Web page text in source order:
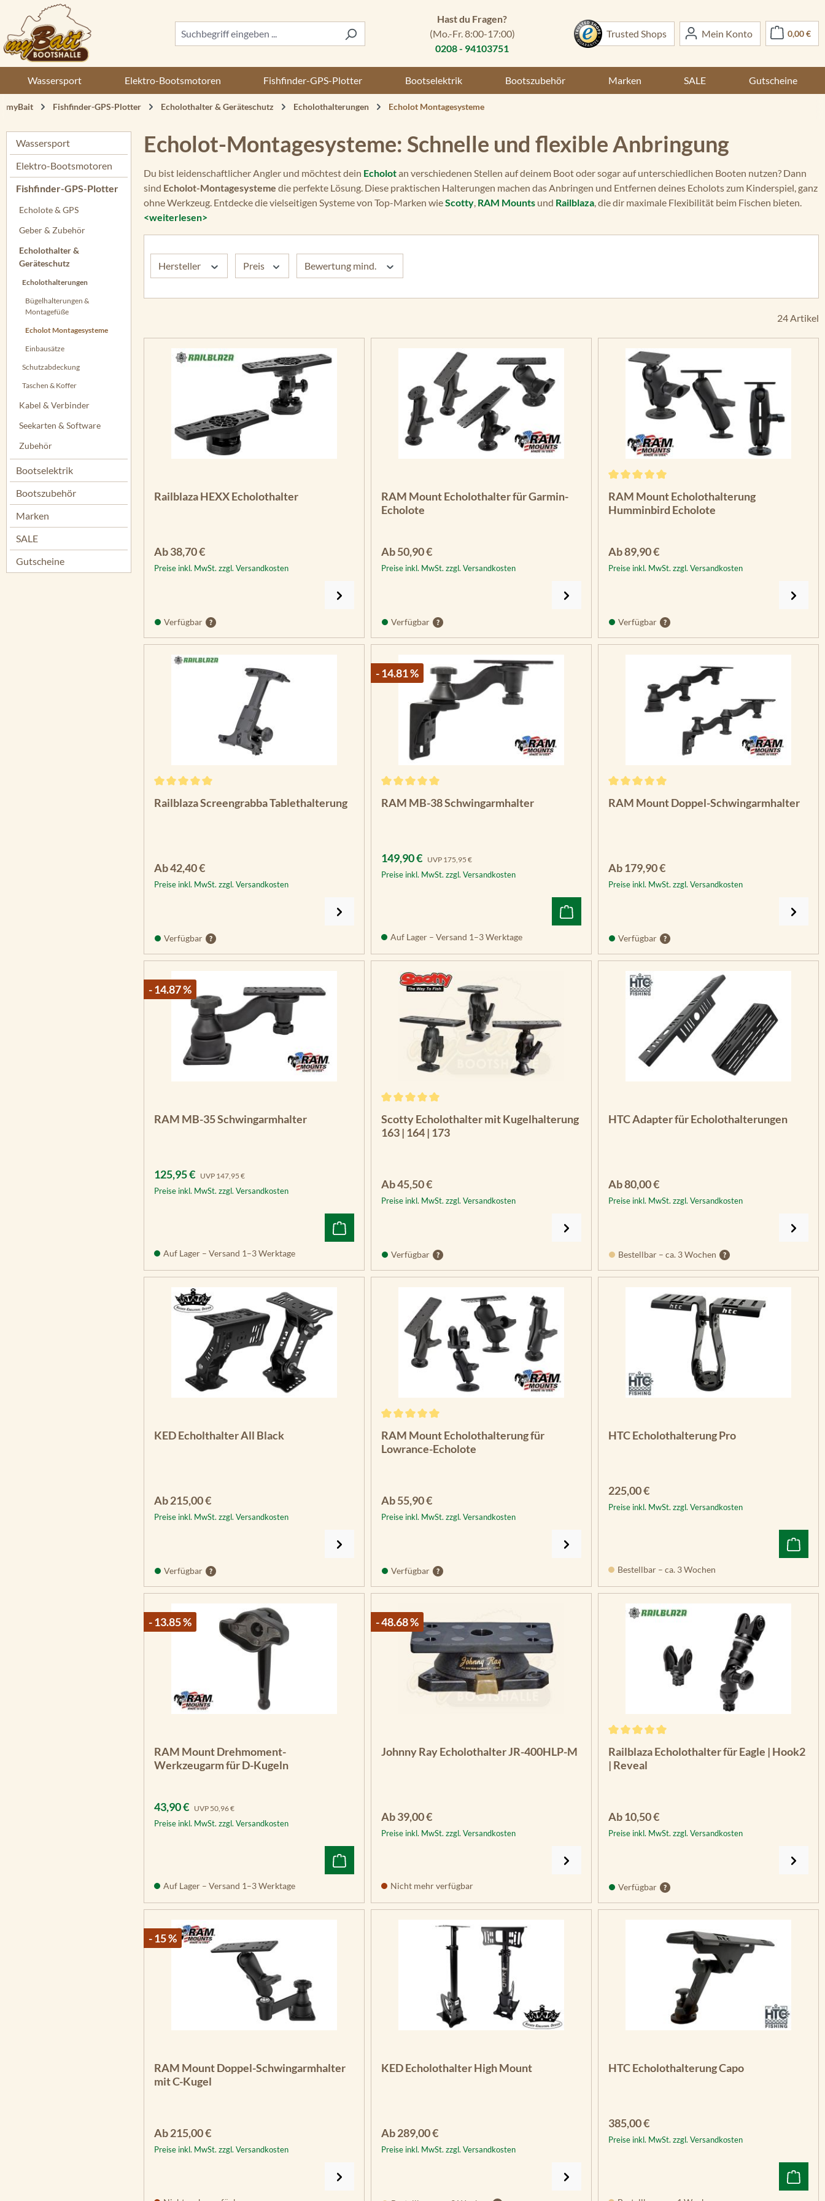
Hauptinhalt springen
Zur Suche springen
Zur Hauptnavigation springen
Hast du Fragen?
(Mo.-Fr. 8:00-17:00)
0208 - 94103751
Trusted Shops Mein Konto 0,00 €
Wassersport Elektro-Bootsmotoren Fishfinder-GPS-Plotter Bootselektrik Bootszubehör Marken SALE Gutscheine
myBait Fishfinder-GPS-Plotter Echolothalter & Geräteschutz Echolothalterungen Echolot Montagesysteme
Wassersport
Elektro-Bootsmotoren
Fishfinder-GPS-Plotter
Echolote & GPS
Geber & Zubehör
Echolothalter &
Geräteschutz
Echolothalterungen
Bügelhalterungen &
Montagefüße
Echolot Montagesysteme
Einbausätze
Schutzabdeckung
Taschen & Koffer
Kabel & Verbinder
Seekarten & Software
Zubehör
Bootselektrik
Bootszubehör
Marken
SALE
Gutscheine
Echolot-Montagesysteme: Schnelle und flexible Anbringung
Du bist leidenschaftlicher Angler und möchtest dein Echolotan verschiedenen Stellen auf deinem Boot oder sogar auf unterschiedlichen Booten nutzen? Dann
sind Echolot-Montagesysteme die perfekte Lösung. Diese praktischen Halterungen machen das Anbringen und Entfernen deines Echolots zum Kinderspiel, ganz
ohne Werkzeug. Entdecke die vielseitigen Systeme von Top-Marken wieScotty, RAM Mounts und Railblaza, die dir maximale Flexibilität beim Fischen bieten.
<weiterlesen>
Hersteller Preis Bewertung mind.
24 Artikel
Railblaza HEXX Echolothalter
Regulärer Preis:
Ab38,70 €
Preise inkl. MwSt. zzgl. Versandkosten
Verfügbar
RAM Mount Echolothalter für Garmin-
Echolote
Regulärer Preis:
Ab50,90 €
Preise inkl. MwSt. zzgl. Versandkosten
Verfügbar
RAM Mount Echolothalterung
Humminbird Echolote
Regulärer Preis:
Ab89,90 €
Preise inkl. MwSt. zzgl. Versandkosten
Verfügbar
Railblaza Screengrabba Tablethalterung
Regulärer Preis:
Ab42,40 €
Preise inkl. MwSt. zzgl. Versandkosten
Verfügbar
- 14.81 %
RAM MB-38 Schwingarmhalter
Verkaufspreis:
149,90 € UVP Regulärer Preis:
175,95 €
Preise inkl. MwSt. zzgl. Versandkosten
Auf Lager – Versand 1–3 Werktage
RAM Mount Doppel-Schwingarmhalter
Regulärer Preis:
Ab179,90 €
Preise inkl. MwSt. zzgl. Versandkosten
Verfügbar
- 14.87 %
RAM MB-35 Schwingarmhalter
Verkaufspreis:
125,95 € UVP Regulärer Preis:
147,95 €
Preise inkl. MwSt. zzgl. Versandkosten
Auf Lager – Versand 1–3 Werktage
Scotty Echolothalter mit Kugelhalterung
163 | 164 | 173
Regulärer Preis:
Ab45,50 €
Preise inkl. MwSt. zzgl. Versandkosten
Verfügbar
HTC Adapter für Echolothalterungen
Regulärer Preis:
Ab80,00 €
Preise inkl. MwSt. zzgl. Versandkosten
Bestellbar – ca. 3 Wochen
KED Echolthalter All Black
Regulärer Preis:
Ab215,00 €
Preise inkl. MwSt. zzgl. Versandkosten
Verfügbar
RAM Mount Echolothalterung für
Lowrance-Echolote
Regulärer Preis:
Ab55,90 €
Preise inkl. MwSt. zzgl. Versandkosten
Verfügbar
HTC Echolothalterung Pro
Regulärer Preis:
225,00 €
Preise inkl. MwSt. zzgl. Versandkosten
Bestellbar – ca. 3 Wochen
- 13.85 %
RAM Mount Drehmoment-
Werkzeugarm für D-Kugeln
Verkaufspreis:
43,90 € UVP Regulärer Preis:
50,96 €
Preise inkl. MwSt. zzgl. Versandkosten
Auf Lager – Versand 1–3 Werktage
- 48.68 %
Johnny Ray Echolothalter JR-400HLP-M
Regulärer Preis:
Ab39,00 €
Preise inkl. MwSt. zzgl. Versandkosten
Nicht mehr verfügbar
Railblaza Echolothalter für Eagle | Hook2
| Reveal
Regulärer Preis:
Ab10,50 €
Preise inkl. MwSt. zzgl. Versandkosten
Verfügbar
- 15 %
RAM Mount Doppel-Schwingarmhalter
mit C-Kugel
Regulärer Preis:
Ab215,00 €
Preise inkl. MwSt. zzgl. Versandkosten
KED Echolothalter High Mount
Regulärer Preis:
Ab289,00 €
Preise inkl. MwSt. zzgl. Versandkosten
HTC Echolothalterung Capo
Regulärer Preis:
385,00 €
Preise inkl. MwSt. zzgl. Versandkosten